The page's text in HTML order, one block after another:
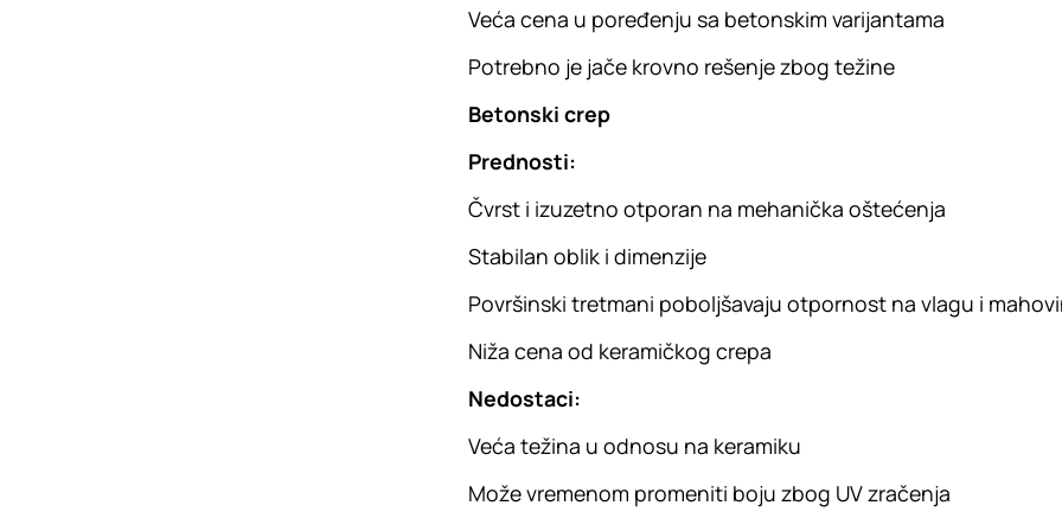
Veća cena u poređenju sa betonskim varijantama
Potrebno je jače krovno rešenje zbog težine
Betonski crep
Prednosti:
Čvrst i izuzetno otporan na mehanička oštećenja
Stabilan oblik i dimenzije
Površinski tretmani poboljšavaju otpornost na vlagu i
Niža cena od keramičkog crepa
Nedostaci:
Veća težina u odnosu na keramiku
Može vremenom promeniti boju zbog UV zračenja